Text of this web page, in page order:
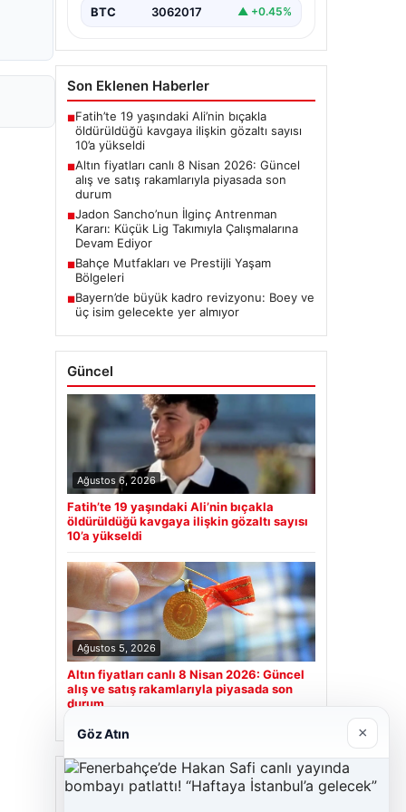
BTC 3062017 ▲ +0.45%
Son Eklenen Haberler
■Fatih’te 19 yaşındaki Ali’nin bıçakla
öldürüldüğü kavgaya ilişkin gözaltı sayısı
10’a yükseldi
■Altın fiyatları canlı 8 Nisan 2026: Güncel
alış ve satış rakamlarıyla piyasada son
durum
■Jadon Sancho’nun İlginç Antrenman
Kararı: Küçük Lig Takımıyla Çalışmalarına
Devam Ediyor
■Bahçe Mutfakları ve Prestijli Yaşam
Bölgeleri
■Bayern’de büyük kadro revizyonu: Boey ve
üç isim gelecekte yer almıyor
Güncel
Ağustos 6, 2026
Fatih’te 19 yaşındaki Ali’nin bıçakla
öldürüldüğü kavgaya ilişkin gözaltı sayısı
10’a yükseldi
Ağustos 5, 2026
Altın fiyatları canlı 8 Nisan 2026: Güncel
alış ve satış rakamlarıyla piyasada son
durum
Son Eklenen Firmalar
Göz Atın ×